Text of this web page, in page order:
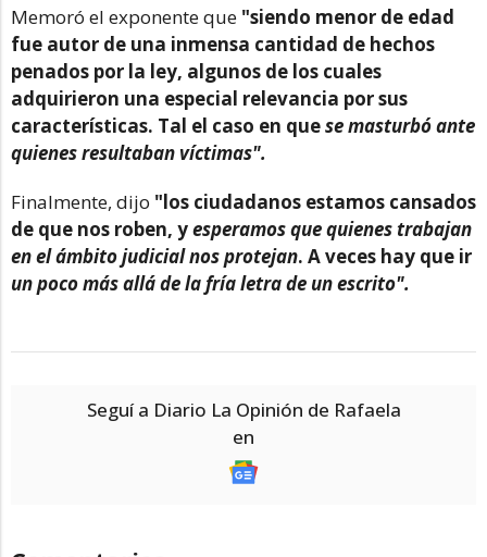
Memoró el exponente que "siendo menor de edad
fue autor de una inmensa cantidad de hechos
penados por la ley, algunos de los cuales
adquirieron una especial relevancia por sus
características. Tal el caso en quese masturbó ante
quienes resultaban víctimas".
Finalmente, dijo "los ciudadanos estamos cansados
de que nos roben, yesperamos que quienes trabajan
en el ámbito judicial nos protejan. A veces hay que ir
un poco más allá de la fría letra de un escrito".
Seguí a Diario La Opinión de Rafaela
en